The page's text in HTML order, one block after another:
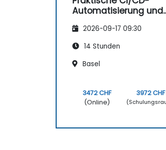
Automatisierung und
knotenbasierte
Workflows
2026-09-17 09:30
14 Stunden
Basel
3472 CHF
(Online)
3972 CHF